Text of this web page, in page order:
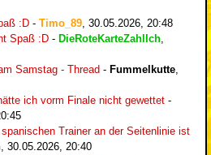
:D - Timo_89 30.05.2026, 20:48
Spaß :D - DieRoteKarteZahlIch
Samstag - Thread - Fummelkutte
ich vorm Finale nicht gewettet -
spanischen Trainer an der Seitenlinie ist
30.05.2026, 20:40